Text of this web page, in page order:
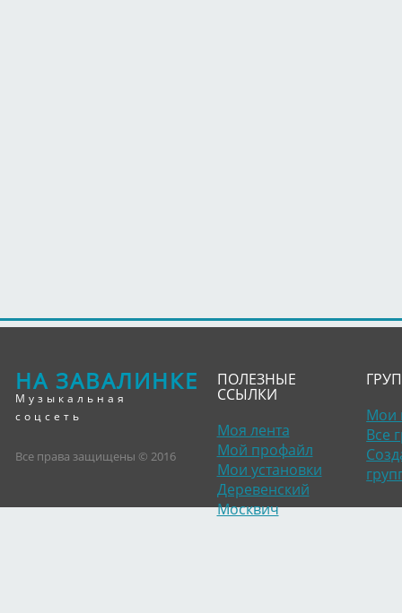
НА ЗАВАЛИНКЕ
Музыкальная
соцсеть
Все права защищены © 2016
ПОЛЕЗНЫЕ
ССЫЛКИ
Моя лента
Мой профайл
Мои установки
Деревенский
Москвич
Мои
Все